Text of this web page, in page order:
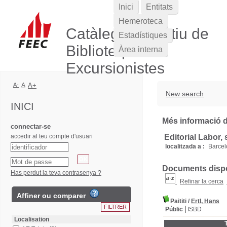
Catàleg Col·lectiu de
Biblioteques
Excursionistes
New search
Més informació
Editorial Labor,
localitzada a :
Documents
Refinar la cerca
Paititi / Ertl, Hans
Públic
ISBD
Inici
Entitats
Hemeroteca
Estadístiques
Àrea interna
A- A A+
INICI
connectar-se
accedir al teu compte d'usuari
Has perdut la teva contrasenya ?
Affiner ou comparer
Localisation